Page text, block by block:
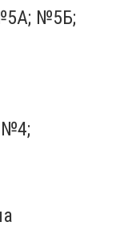
№5Б;
№4;